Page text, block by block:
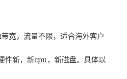
宽，流量不限，适合海外客户
件新，新cpu，新磁盘。具体以